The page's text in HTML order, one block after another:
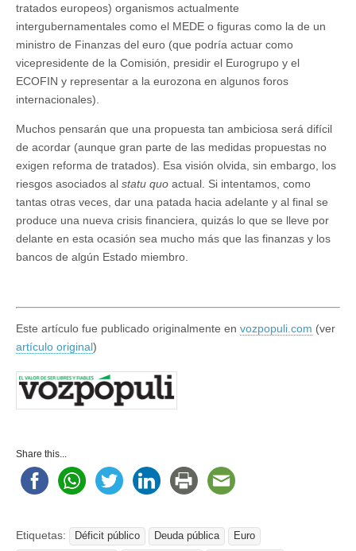
tratados europeos) organismos actualmente
intergubernamentales como el MEDE o figuras como la de un
ministro de Finanzas del euro (que podría actuar como
vicepresidente de la Comisión, presidir el Eurogrupo y el
ECOFIN y representar a la eurozona en algunos foros
internacionales).
Muchos pensarán que una propuesta tan ambiciosa será difícil
de acordar (aunque gran parte de las medidas propuestas no
exigen reforma de tratados). Esa visión olvida, sin embargo, los
riesgos asociados al statu quo actual. Si intentamos, como
tantas otras veces, dar una patada hacia adelante y al final se
produce una nueva crisis financiera, quizás lo que se lleve por
delante en esta ocasión sea mucho más que las finanzas y los
bancos de algún Estado miembro.
Este artículo fue publicado originalmente en vozpopuli.com (ver
artículo original)
Share this...
Etiquetas: Déficit público Deuda pública
Euro